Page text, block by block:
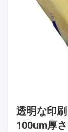
透明な印
100um厚